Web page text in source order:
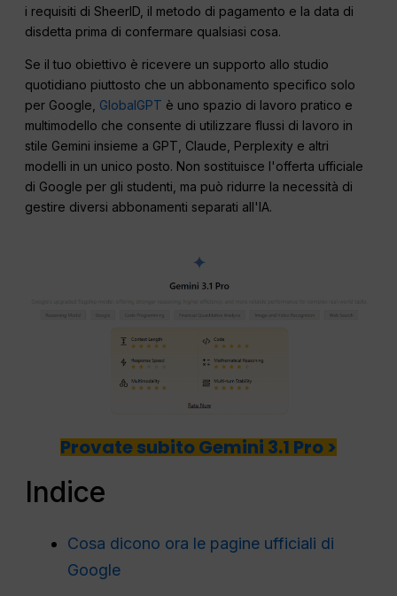
i requisiti di SheerID, il metodo di pagamento e la data di
disdetta prima di confermare qualsiasi cosa.
Se il tuo obiettivo è ricevere un supporto allo studio
quotidiano piuttosto che un abbonamento specifico solo
per Google, GlobalGPT è uno spazio di lavoro pratico e
multimodello che consente di utilizzare flussi di lavoro in
stile Gemini insieme a GPT, Claude, Perplexity e altri
modelli in un unico posto. Non sostituisce l'offerta ufficiale
di Google per gli studenti, ma può ridurre la necessità di
gestire diversi abbonamenti separati all'IA.
Provate subito Gemini 3.1 Pro >
Indice
Cosa dicono ora le pagine ufficiali di
Google